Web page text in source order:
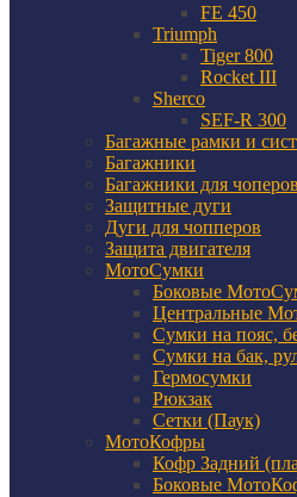
FE 450
Triumph
Tiger 800
Rocket III
Sherco
SEF-R 300
Багажные рамки и
Багажники
Багажники для чоперов
Защитные дуги
Дуги для чопперов
Защита двигателя
МотоСумки
Боковые
Центральные
Сумки на пояс,
Сумки на бак,
Гермосумки
Рюкзак
Сетки (Паук)
МотоКофры
Кофр Задний
Боковые